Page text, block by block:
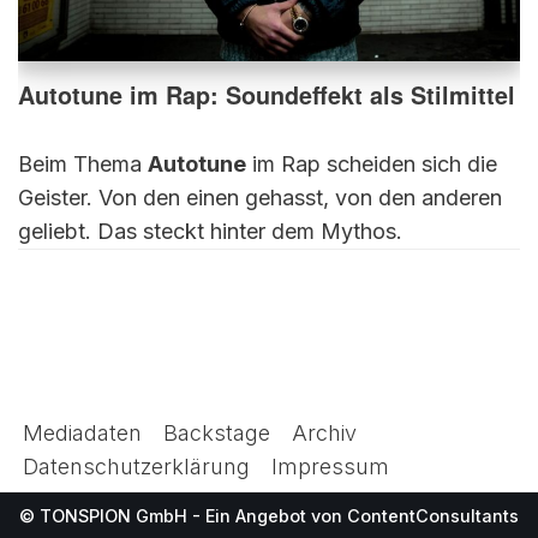
Autotune im Rap: Soundeffekt als Stilmittel
Beim Thema Autotune im Rap scheiden sich die
Geister. Von den einen gehasst, von den anderen
geliebt. Das steckt hinter dem Mythos.
Mediadaten Backstage
Archiv
Datenschutzerklärung
Impressum
© TONSPION GmbH - Ein Angebot von ContentConsultants